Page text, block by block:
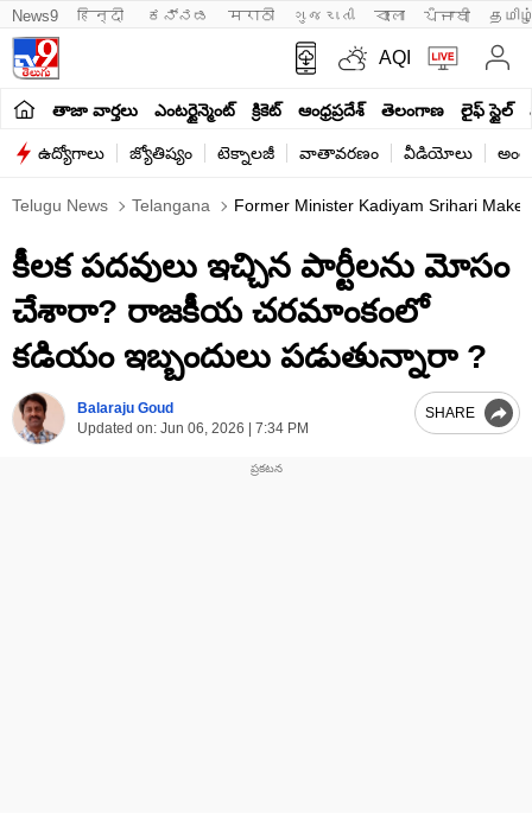
News9 हिन्दी ಕನ್ನಡ मराठी ગુજરાતી বাংলা ਪੰਜਾਬੀ
AQI
తాజా వార్తలు ఎంటర్టైన్మెంట్ క్రికెట్ ఆంధ్రప్రదేశ్ తెలంగాణ లైఫ్ స్టైల్
ఉద్యోగాలు జ్యోతిష్యం టెక్నాలజీ వాతావరణం వీడియోలు
Telugu News Telangana Former Minister Kadiyam Srihari
కీలక పదవులు ఇచ్చిన పార్టీలను మోసం
చేశారా? రాజకీయ చరమాంకంలో
కడియం ఇబ్బందులు పడుతున్నారా ?
Balaraju Goud
Updated on: Jun 06, 2026 | 7:34 PM
SHARE